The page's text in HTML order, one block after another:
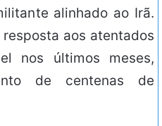
alinhado ao Irã.
aos atentados
nos últimos meses,
de centenas de